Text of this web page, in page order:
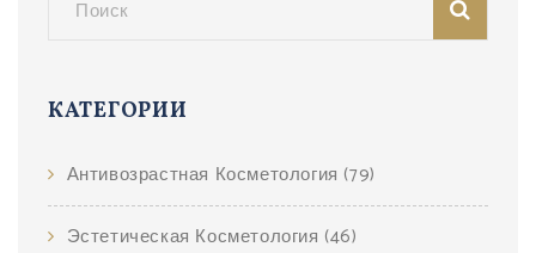
КАТЕГОРИИ
Антивозрастная Косметология (79)
Эстетическая Косметология (46)